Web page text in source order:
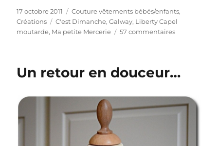
Publié
le
17 octobre 2011 Catégories
Couture vêtements bébés/enfants,
Créations
Étiquettes
C'est Dimanche,Galway, Liberty Capel
moutarde, Ma petite Mercerie 57 commentairessur
Un retour en douceur…